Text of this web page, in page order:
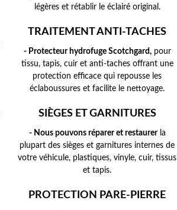
légères et rétablir le éclairé original.
TRAITEMENT ANTI-TACHES
- Protecteur hydrofuge Scotchgard,pour
tissu, tapis, cuir et anti-taches offrant une
protection efficace qui repousse les
éclaboussures et facilite le nettoyage.
SIÈGES ET GARNITURES
- Nous pouvons réparer et restaurerla
plupart des sièges et garnitures internes de
votre véhicule, plastiques, vinyle, cuir, tissus
et tapis.
PROTECTION PARE-PIERRE